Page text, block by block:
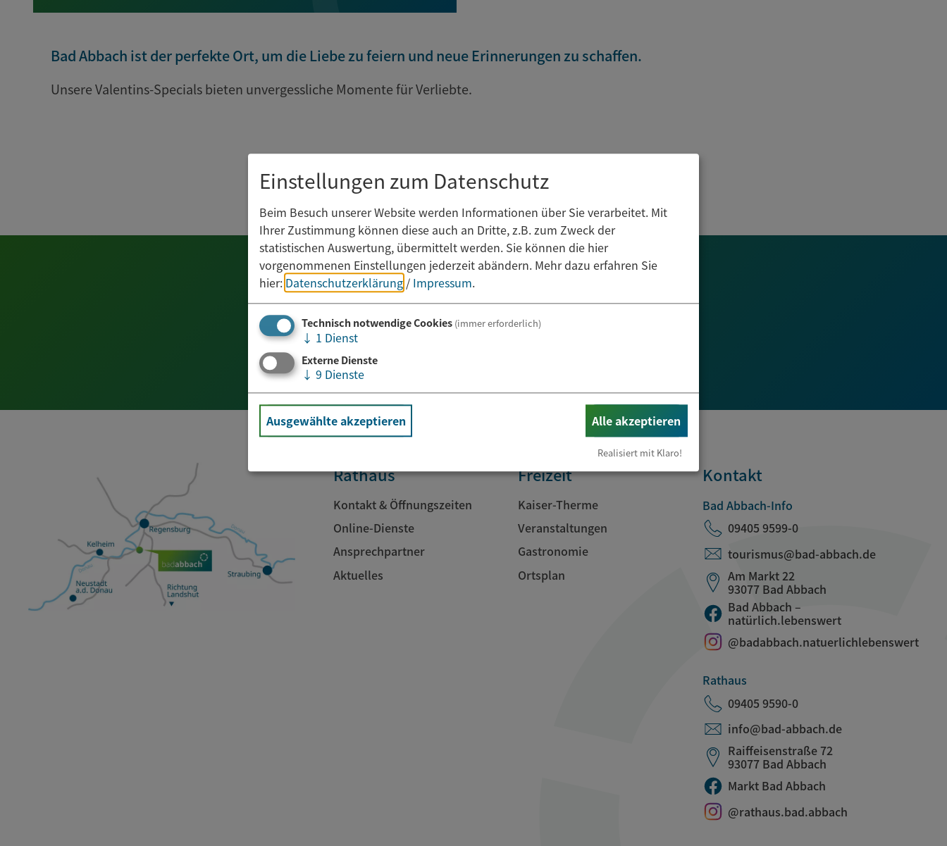
Bad Abbach ist der perfekte Ort, um die Liebe zu feiern und neue Erinnerungen zu schaffen.
Unsere Valentins-Specials bieten unvergessliche Momente für Verliebte.
Newsletter abonnieren
E-Mail*
Rathaus
Kontakt & Öffnungszeiten
Online-Dienste
Ansprechpartner
Aktuelles
Freizeit
Kaiser-Therme
Veranstaltungen
Gastronomie
Ortsplan
Kontakt
Bad Abbach-Info
09405 9599-0
tourismus@bad-abbach.de
Am Markt 22
93077 Bad Abbach
Bad Abbach –
natürlich.lebenswert
@badabbach.natuerlichlebenswert
Rathaus
09405 9590-0
info@bad-abbach.de
Raiffeisenstraße 72
93077 Bad Abbach
Markt Bad Abbach
@rathaus.bad.abbach
Einstellungen zum Datenschutz
Beim Besuch unserer Website werden Informationen über Sie verarbeitet. Mit
Ihrer Zustimmung können diese auch an Dritte, z.B. zum Zweck der
statistischen Auswertung, übermittelt werden. Sie können die hier
vorgenommenen Einstellungen jederzeit abändern. Mehr dazu erfahren Sie
hier: Datenschutzerklärung / Impressum.
Technisch notwendige Cookies (immer erforderlich)
↓ 1 Dienst
Externe Dienste
↓ 9 Dienste
Ausgewählte akzeptieren Alle akzeptieren
Realisiert mit Klaro!